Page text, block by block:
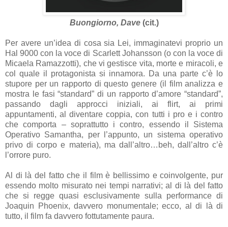
Buongiorno, Dave(cit.)
Per avere un’idea di cosa sia Lei, immaginatevi proprio un
Hal 9000 con la voce di Scarlett Johansson (o con la voce di
Micaela Ramazzotti), che vi gestisce vita, morte e miracoli, e
col quale il protagonista si innamora. Da una parte c’è lo
stupore per un rapporto di questo genere (il film analizza e
mostra le fasi “standard” di un rapporto d’amore “standard”,
passando dagli approcci iniziali, ai flirt, ai primi
appuntamenti, al diventare coppia, con tutti i pro e i contro
che comporta – soprattutto i contro, essendo il Sistema
Operativo Samantha, per l’appunto, un sistema operativo
privo di corpo e materia), ma dall’altro…beh, dall’altro c’è
l’orrore puro.
Al di là del fatto che il film è bellissimo e coinvolgente, pur
essendo molto misurato nei tempi narrativi; al di là del fatto
che si regge quasi esclusivamente sulla performance di
Joaquin Phoenix, davvero monumentale; ecco, al di là di
tutto, il film fa davvero fottutamente paura.